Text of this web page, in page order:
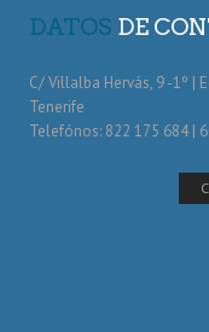
DATOS DE
C/ Villalba Hervás, 9 -1º |
Tenerife
Telefónos: 822 175 684 |